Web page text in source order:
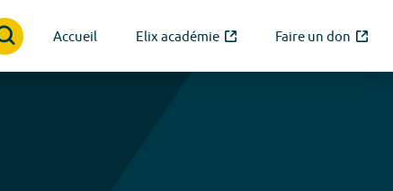
Accueil Elix académie Faire un don